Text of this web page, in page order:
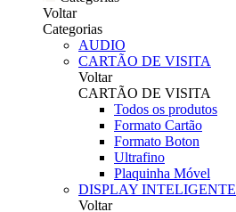
Voltar
Categorias
AUDIO
CARTÃO DE VISITA
Voltar
CARTÃO DE VISITA
Todos os produtos
Formato Cartão
Formato Boton
Ultrafino
Plaquinha Móvel
DISPLAY INTELIGENTE
Voltar